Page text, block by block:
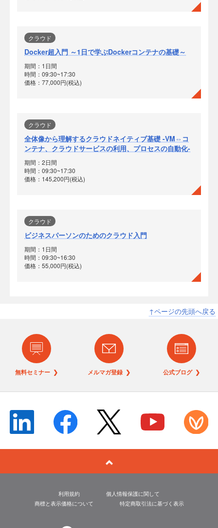
クラウド
Docker超入門 ～1日で学ぶDockerコンテナの基礎～
期間：1日間
時間：09:30~17:30
価格：77,000円(税込)
クラウド
全体像から理解するクラウドネイティブ基礎 -VM⇔コ
ンテナ、クラウドサービスの利用、プロセスの自動化-
期間：2日間
時間：09:30~17:30
価格：145,200円(税込)
クラウド
ビジネスパーソンのためのクラウド入門
期間：1日間
時間：09:30~16:30
価格：55,000円(税込)
↑ページの先頭へ戻る
無料セミナー ❯ メルマガ登録 ❯ 公式ブログ ❯
利用規約
個人情報保護に関して
商標と表示価格について
特定商取引法に基づく表示